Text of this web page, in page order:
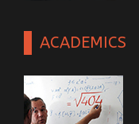
ACADEMICS